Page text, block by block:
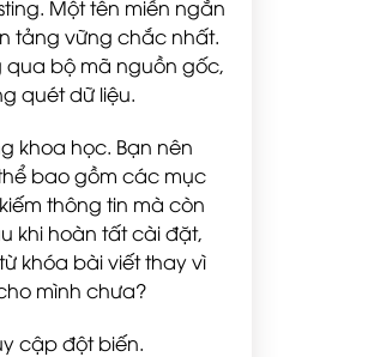
Một tên miền ngắn
tảng vững chắc nhất.
qua bộ mã nguồn gốc,
quét dữ liệu.
khoa học. Bạn nên
bao gồm các mục
thông tin mà còn
khi hoàn tất cài đặt,
khóa bài viết thay vì
mình chưa?
cập đột biến.